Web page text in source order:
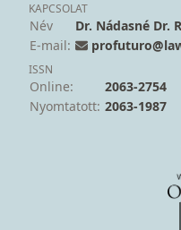
KAPCSOLAT
Név
Dr. Nádasné Dr.
E-mail:
ISSN
Online:
2063-2754
Nyomtatott: 2063-1987